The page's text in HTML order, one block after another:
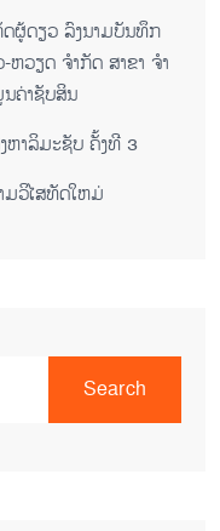
ຜູ້ດຽວ ລົງນາມບັນທຶກ
ຫວຽດ ຈຳກັດ ສາຂາ ຈຳ
ຄ່າຊັບສິນ
ຫາລິມະຊັບ ຄັ້ງທີ 3
ມ​ວິ​ໄສ​ທັດ​ໃຫມ່
Search